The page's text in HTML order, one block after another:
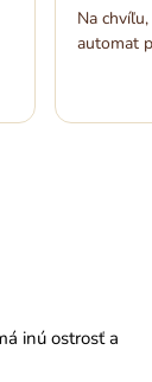
Na
automat
inú ostrosť a